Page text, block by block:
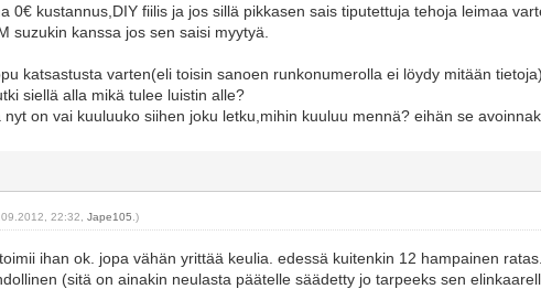
0€ kustannus,DIY fiilis ja jos sillä pikkasen sais tiputettuja tehoja leimaa
suzukin kanssa jos sen saisi myytyä.
katsastusta varten(eli toisin sanoen runkonumerolla ei löydy mitään tietoja)
siellä alla mikä tulee luistin alle?
on vai kuuluuko siihen joku letku,mihin kuuluu mennä? eihän se
22:32,Jape105 .)
ihan ok. jopa vähän yrittää keulia. edessä kuitenkin 12 hampainen ratas.
(sitä on ainakin neulasta päätelle säädetty jo tarpeeks sen